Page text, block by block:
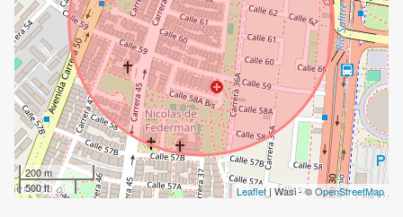
200 m
500 ft
Leaflet | Wasi - ©OpenStreetMap